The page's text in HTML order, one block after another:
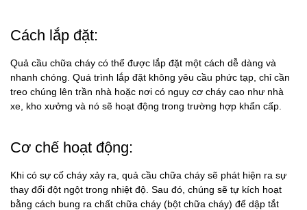
Cách lắp đặt:
Quả cầu chữa cháy có thể được lắp đặt một cách dễ dàng và
nhanh chóng. Quá trình lắp đặt không yêu cầu phức tạp, chỉ cần
treo chúng lên trần nhà hoặc nơi có nguy cơ cháy cao như nhà
xe, kho xưởng và nó sẽ hoạt động trong trường hợp khẩn cấp.
Cơ chế hoạt động:
Khi có sự cố cháy xảy ra, quả cầu chữa cháy sẽ phát hiện ra sự
thay đổi đột ngột trong nhiệt độ. Sau đó, chúng sẽ tự kích hoạt
bằng cách bung ra chất chữa cháy (bột chữa cháy) để dập tắt